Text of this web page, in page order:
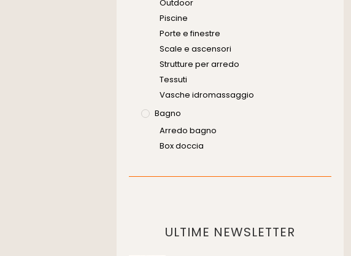
Outdoor
Piscine
Porte e finestre
Scale e ascensori
Strutture per arredo
Tessuti
Vasche idromassaggio
Bagno
Arredo bagno
Box doccia
Placche di comando per wc
Termostati
ULTIME NEWSLETTER